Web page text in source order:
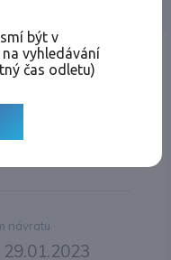
návratu
29.01.2023
být v
vyhledávání
čas odletu)